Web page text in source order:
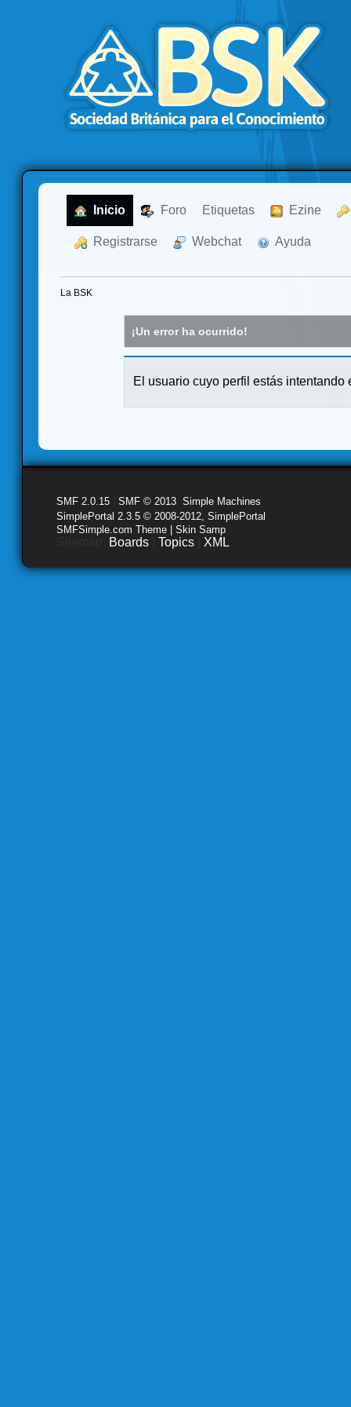
Inicio Foro Etiquetas Ezine
Registrarse Webchat Ayuda
La BSK
¡Un error ha ocurrido!
El usuario cuyo perfil estás intentando
SMF 2.0.15 SMF © 2013 Simple Machines
SimplePortal 2.3.5 © 2008-2012, SimplePortal
SMFSimple.com Theme | Skin Samp
Boards Topics XML